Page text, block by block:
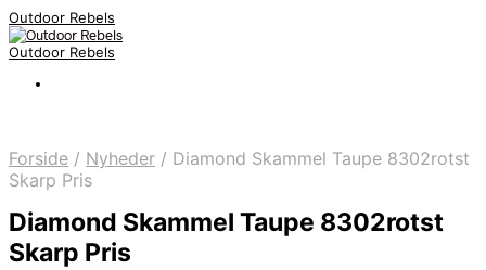
Outdoor Rebels
Outdoor Rebels
Forside / Nyheder / Diamond Skammel Taupe 8302rotst
Skarp Pris
Diamond Skammel Taupe 8302rotst
Skarp Pris